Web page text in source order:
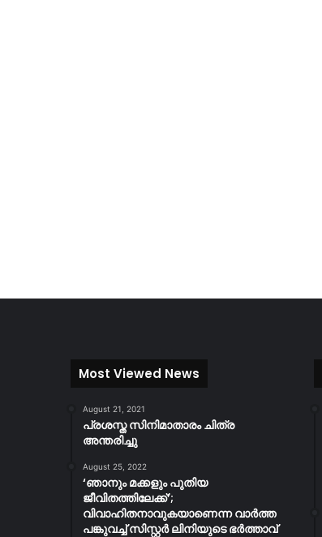
Most Viewed News
August 21, 2021
പ്രശസ്ത സിനിമാതാരം ചിത്ര
അന്തരിച്ചു
August 25, 2022
‘ഞാനും മക്കളും പുതിയ
ജീവിതത്തിലേക്ക്’;
വിവാഹിതനാവുകയാണെന്ന വാർത്ത
പങ്കുവച്ച് സിസ്റ്റർ ലിനിയുടെ ഭർത്താവ്